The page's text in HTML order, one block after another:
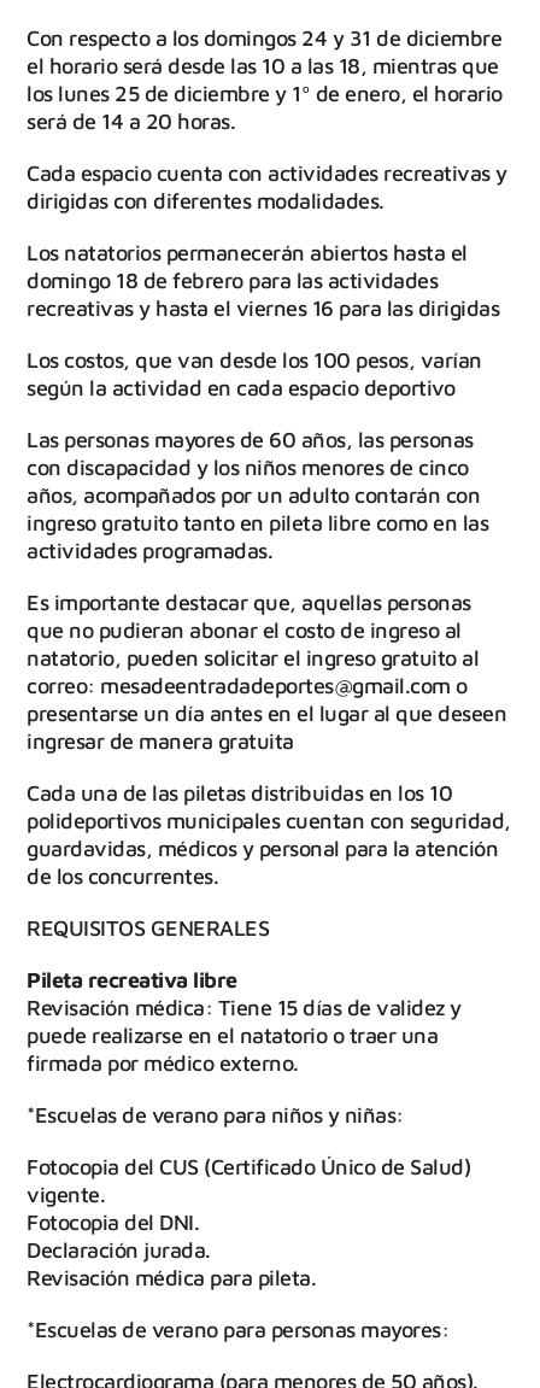
Con respecto a los domingos 24 y 31 de diciembre
el horario será desde las 10 a las 18, mientras que
los lunes 25 de diciembre y 1º de enero, el horario
será de 14 a 20 horas.
Cada espacio cuenta con actividades recreativas y
dirigidas con diferentes modalidades.
Los natatorios permanecerán abiertos hasta el
domingo 18 de febrero para las actividades
recreativas y hasta el viernes 16 para las dirigidas
Los costos, que van desde los 100 pesos, varían
según la actividad en cada espacio deportivo
Las personas mayores de 60 años, las personas
con discapacidad y los niños menores de cinco
años, acompañados por un adulto contarán con
ingreso gratuito tanto en pileta libre como en las
actividades programadas.
Es importante destacar que, aquellas personas
que no pudieran abonar el costo de ingreso al
natatorio, pueden solicitar el ingreso gratuito al
correo: mesadeentradadeportes@gmail.com o
presentarse un día antes en el lugar al que deseen
ingresar de manera gratuita
Cada una de las piletas distribuidas en los 10
polideportivos municipales cuentan con seguridad,
guardavidas, médicos y personal para la atención
de los concurrentes.
REQUISITOS GENERALES
Pileta recreativa libre
Revisación médica: Tiene 15 días de validez y
puede realizarse en el natatorio o traer una
firmada por médico externo.
*Escuelas de verano para niños y niñas:
Fotocopia del CUS (Certificado Único de Salud)
vigente.
Fotocopia del DNI.
Declaración jurada.
Revisación médica para pileta.
*Escuelas de verano para personas mayores:
Electrocardiograma (para menores de 50 años).